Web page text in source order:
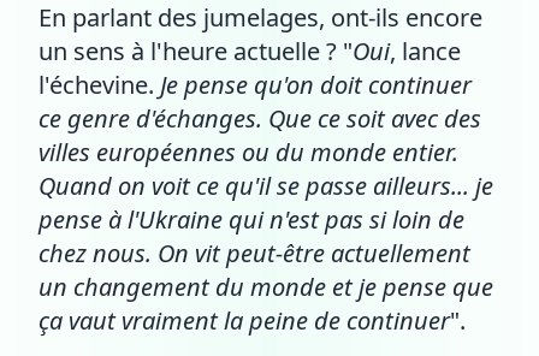
En parlant des jumelages, ont-ils encore
un sens à l'heure actuelle ? "Oui, lance
l'échevine. Je pense qu'on doit continuer
ce genre d'échanges. Que ce soit avec des
villes européennes ou du monde entier.
Quand on voit ce qu'il se passe ailleurs... je
pense à l'Ukraine qui n'est pas si loin de
chez nous. On vit peut-être actuellement
un changement du monde et je pense que
ça vaut vraiment la peine de continuer".